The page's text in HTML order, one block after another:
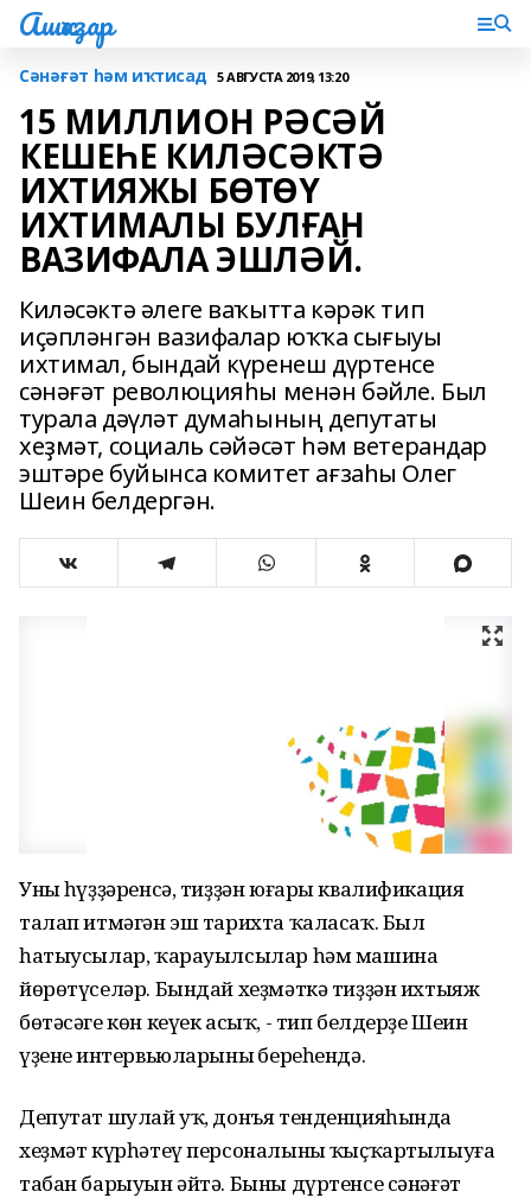
Ашҡаҙар
Сәнәғәт һәм иҡтисад 5 АВГУСТА 2019, 13:20
15 МИЛЛИОН РӘСӘЙ
КЕШЕҺЕ КИЛӘСӘКТӘ
ИХТИЯЖЫ БӨТӨҮ
ИХТИМАЛЫ БУЛҒАН
ВАЗИФАЛА ЭШЛӘЙ.
Киләсәктә әлеге ваҡытта кәрәк тип
иҫәпләнгән вазифалар юҡҡа сығыуы
ихтимал, бындай күренеш дүртенсе
сәнәғәт революцияһы менән бәйле. Был
турала дәүләт думаһының депутаты
хеҙмәт, социаль сәйәсәт һәм ветерандар
эштәре буйынса комитет ағзаһы Олег
Шеин белдергән.
Уның һүҙҙәренсә, тиҙҙән юғары квалификация
талап итмәгән эш тарихта ҡаласаҡ. Был
һатыусылар, ҡарауылсылар һәм машина
йөрөтүселәр. Бындай хеҙмәткә тиҙҙән ихтыяж
бөтәсәге көн кеүек асыҡ, - тип белдерҙе Шеин
үҙенең интервьюларының береһендә.
Депутат шулай уҡ, донъя тенденцияһында
хеҙмәт күрһәтеү персоналының ҡыҫҡартылыуға
табан барыуын әйтә. Быны дүртенсе сәнәғәт